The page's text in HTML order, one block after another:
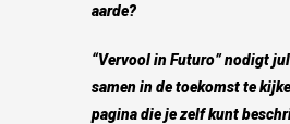
aarde?
“Vervool in Futuro” nodigt
samen in de toekomst te
pagina die je zelf kunt